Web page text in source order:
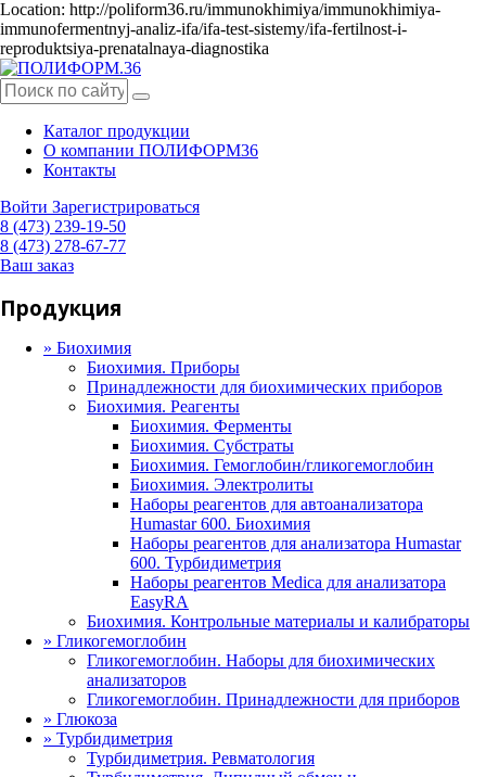
Location: http://poliform36.ru/immunokhimiya/immunokhimiya-
immunofermentnyj-analiz-ifa/ifa-test-sistemy/ifa-fertilnost-i-
reproduktsiya-prenatalnaya-diagnostika
Каталог продукции
О компании ПОЛИФОРМ36
Контакты
Войти Зарегистрироваться
8 (473) 239-19-50
8 (473) 278-67-77
Ваш заказ
Продукция
» Биохимия
Биохимия. Приборы
Принадлежности для биохимических приборов
Биохимия. Реагенты
Биохимия. Ферменты
Биохимия. Субстраты
Биохимия. Гемоглобин/гликогемоглобин
Биохимия. Электролиты
Наборы реагентов для автоанализатора
Humastar 600. Биохимия
Наборы реагентов для анализатора Humastar
600. Турбидиметрия
Наборы реагентов Medica для анализатора
EasyRA
Биохимия. Контрольные материалы и калибраторы
» Гликогемоглобин
Гликогемоглобин. Наборы для биохимических
анализаторов
Гликогемоглобин. Принадлежности для приборов
» Глюкоза
» Турбидиметрия
Турбидиметрия. Ревматология